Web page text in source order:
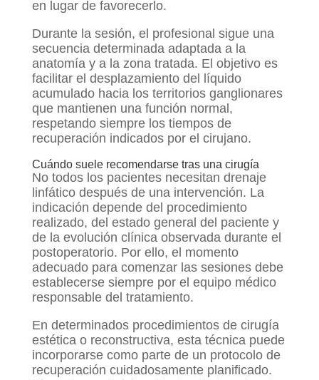
en lugar de favorecerlo.
Durante la sesión, el profesional sigue una
secuencia determinada adaptada a la
anatomía y a la zona tratada. El objetivo es
facilitar el desplazamiento del líquido
acumulado hacia los territorios ganglionares
que mantienen una función normal,
respetando siempre los tiempos de
recuperación indicados por el cirujano.
Cuándo suele recomendarse tras una cirugía
No todos los pacientes necesitan drenaje
linfático después de una intervención. La
indicación depende del procedimiento
realizado, del estado general del paciente y
de la evolución clínica observada durante el
postoperatorio. Por ello, el momento
adecuado para comenzar las sesiones debe
establecerse siempre por el equipo médico
responsable del tratamiento.
En determinados procedimientos de cirugía
estética o reconstructiva, esta técnica puede
incorporarse como parte de un protocolo de
recuperación cuidadosamente planificado.